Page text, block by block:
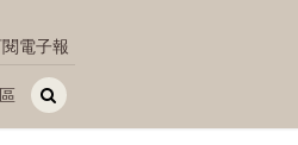
電子報